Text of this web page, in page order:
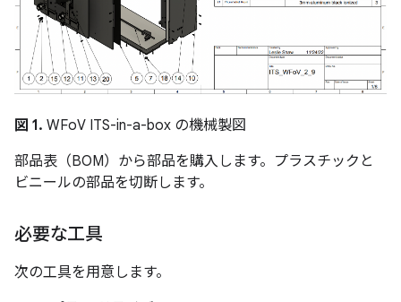
図 1. WFoV ITS-in-a-box の機械製図
部品表（BOM）から部品を購入します。プラスチックと
ビニールの部品を切断します。
必要な工具
次の工具を用意します。